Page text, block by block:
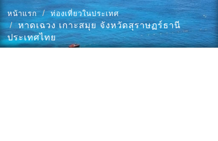
หน้าแรก ท่องเที่ยวในประเทศ
หาดเฉวง เกาะสมุย จังหวัดสุราษฏร์ธานี
ประเทศไทย